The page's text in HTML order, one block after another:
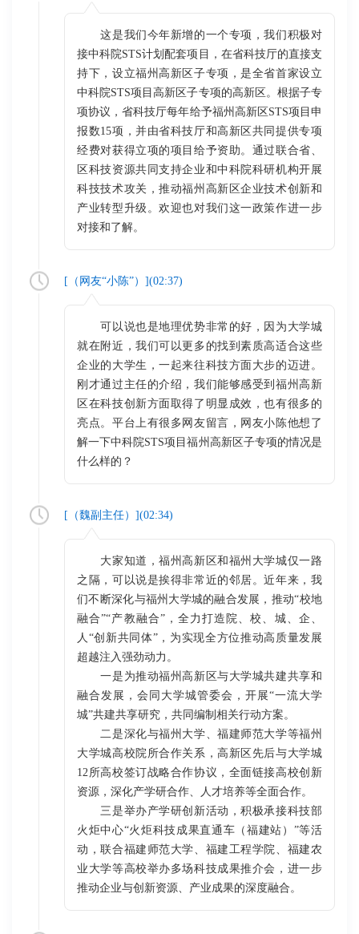
这是我们今年新增的一个专项，我们积极对
接中科院STS计划配套项目，在省科技厅的直接支
持下，设立福州高新区子专项，是全省首家设立
中科院STS项目高新区子专项的高新区。根据子专
项协议，省科技厅每年给予福州高新区STS项目申
报数15项，并由省科技厅和高新区共同提供专项
经费对获得立项的项目给予资助。通过联合省、
区科技资源共同支持企业和中科院科研机构开展
科技技术攻关，推动福州高新区企业技术创新和
产业转型升级。欢迎也对我们这一政策作进一步
对接和了解。
[（ 网友“小陈”）](02:37)
可以说也是地理优势非常的好，因为大学城
就在附近，我们可以更多的找到素质高适合这些
企业的大学生，一起来往科技方面大步的迈进。
刚才通过主任的介绍，我们能够感受到福州高新
区在科技创新方面取得了明显成效，也有很多的
亮点。平台上有很多网友留言，网友小陈他想了
解一下中科院STS项目福州高新区子专项的情况是
什么样的？
[（魏副主任）](02:34)
大家知道，福州高新区和福州大学城仅一路
之隔，可以说是挨得非常近的邻居。近年来，我
们不断深化与福州大学城的融合发展，推动“校地
融合”“产教融合”，全力打造院、校、城、企、
人“创新共同体”，为实现全方位推动高质量发展
超越注入强劲动力。
一是为推动福州高新区与大学城共建共享和
融合发展，会同大学城管委会，开展“一流大学
城”共建共享研究，共同编制相关行动方案。
二是深化与福州大学、福建师范大学等福州
大学城高校院所合作关系，高新区先后与大学城
12所高校签订战略合作协议，全面链接高校创新
资源，深化产学研合作、人才培养等全面合作。
三是举办产学研创新活动，积极承接科技部
火炬中心“火炬科技成果直通车（福建站）”等活
动，联合福建师范大学、福建工程学院、福建农
业大学等高校举办多场科技成果推介会，进一步
推动企业与创新资源、产业成果的深度融合。